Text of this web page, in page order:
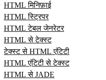
HTML मिनिफ़ाई
HTML स्ट्रिपर
HTML टेबल जेनरेटर
HTML से टेक्स्ट
टेक्स्ट से HTML एंटिटी
HTML एंटिटी से टेक्स्ट
HTML से JADE